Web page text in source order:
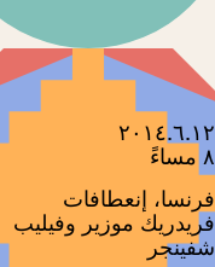
٢٠١٤.٦.١٢
٨ مساءً
فرنسا، إنعطافات
فريدريك موزير وفيليب
شفينجر